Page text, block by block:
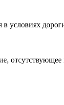
условиях